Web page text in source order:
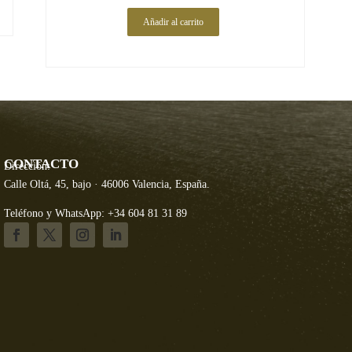
Añadir al carrito
CONTACTO
Dirección:
Calle Oltá, 45, bajo · 46006 Valencia, España.
Teléfono y WhatsApp: +34 604 81 31 89